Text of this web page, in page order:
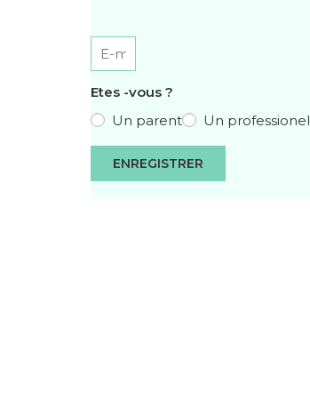
Etes -vous ?
Un parent
Un professionel
ENREGISTRER